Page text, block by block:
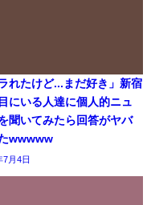
ラれたけど...まだ好き」新宿
にいる人達に個人的ニュ
聞いてみたら回答がヤバ
wwwww
7月4日